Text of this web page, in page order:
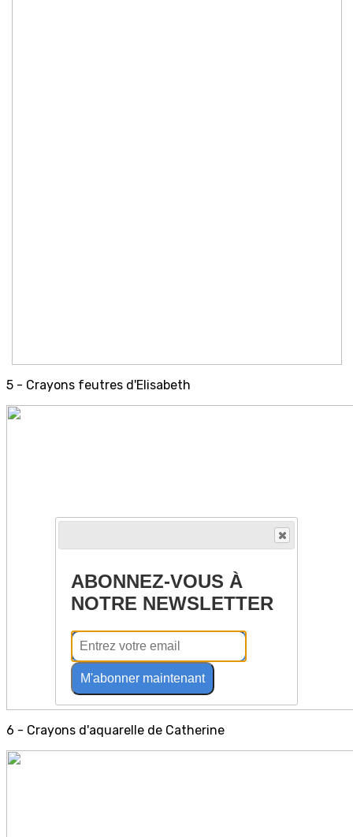
5 - Crayons feutres d'Elisabeth
6 - Crayons d'aquarelle de Catherine
ABONNEZ-VOUS À
NOTRE NEWSLETTER
M'abonner maintenant